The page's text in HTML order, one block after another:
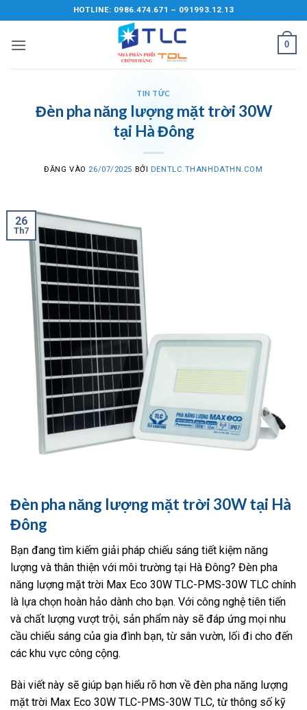
qua
nội
HOTLINE: 0986.474.671 – 091993.12.13
0
TIN TỨC
Đèn pha năng lượng mặt trời 30W
tại Hà Đông
ĐĂNG VÀO 26/07/2025 BỞI DENTLC.THANHDATHN.COM
26
Th7
Đèn pha năng lượng mặt trời 30W tại Hà
Đông
Bạn đang tìm kiếm giải pháp chiếu sáng tiết kiệm năng
lượng và thân thiện với môi trường tại Hà Đông? Đèn pha
năng lượng mặt trời Max Eco 30W TLC-PMS-30W TLC chính
là lựa chọn hoàn hảo dành cho bạn. Với công nghệ tiên tiến
và chất lượng vượt trội, sản phẩm này sẽ đáp ứng mọi nhu
cầu chiếu sáng của gia đình bạn, từ sân vườn, lối đi cho đến
các khu vực công cộng.
Bài viết này sẽ giúp bạn hiểu rõ hơn về đèn pha năng lượng
mặt trời Max Eco 30W TLC-PMS-30W TLC, từ thông số kỹ